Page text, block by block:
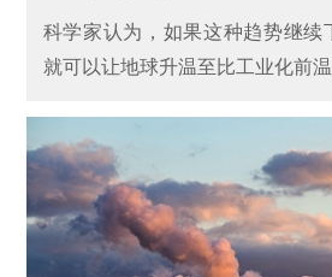
科学家认为，如果这种趋势继续
就可以让地球升温至比工业化前